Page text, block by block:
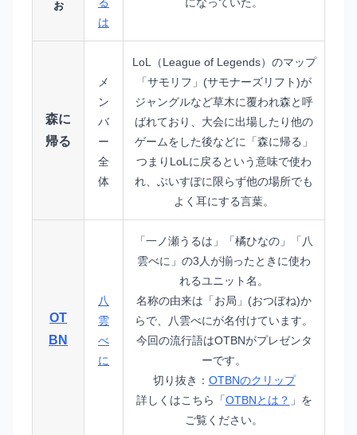
ぉ
は
森に
帰る
メ
ン
バ
ー
全
体
LoL（League of Legends）のマップ
「サモリフ」(サモナーズリフト)が
ジャングルなど草木に覆われ森と呼
ばれており、大会に出場したり他の
ゲームをした後などに「森に帰る」
つまりLoLに戻るという意味で使わ
れ、ぶいすぽに限らず他の場所でも
よく耳にする言葉。
OT
BN
八
雲
べ
に
「一ノ瀬うるは」「橘ひなの」「八
雲べに」の3人が揃ったときに使わ
れるユニット名。
名称の由来は「お局」(おつぼね)か
らで、八雲べにが名付けています。
今回の流行語はOTBNがプレゼンタ
ーです。
切り抜き： OTBNのクリップ
詳しくはこちら「OTBNとは？ 」を
ご覧ください。